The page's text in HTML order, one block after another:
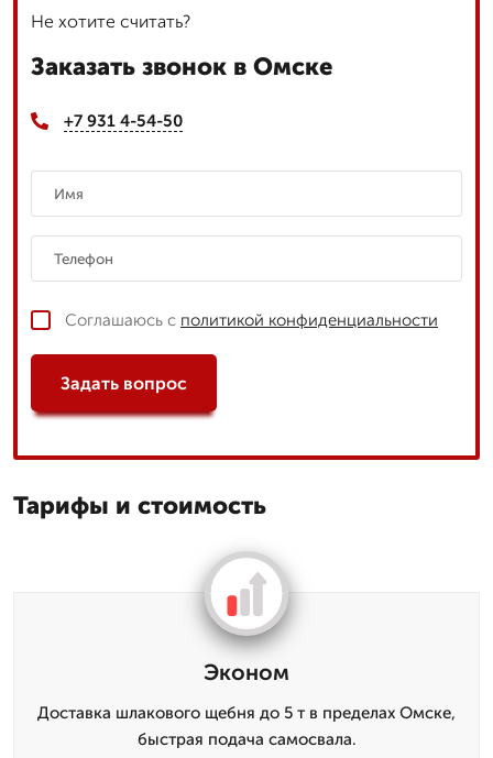
Не хотите считать?
Заказать звонок в Омске
+7 931 4-54-50
Соглашаюсь с политикой конфиденциальности
Задать вопрос
Тарифы и стоимость
Эконом
Доставка шлакового щебня до 5 т в пределах Омске,
быстрая подача самосвала.